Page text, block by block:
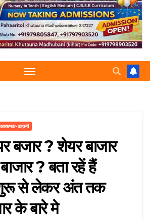
कहानी
बजार ? शेयर बाजार
? बता रहें हैं
शुरू से लेकर अंत तक
के बारे मे